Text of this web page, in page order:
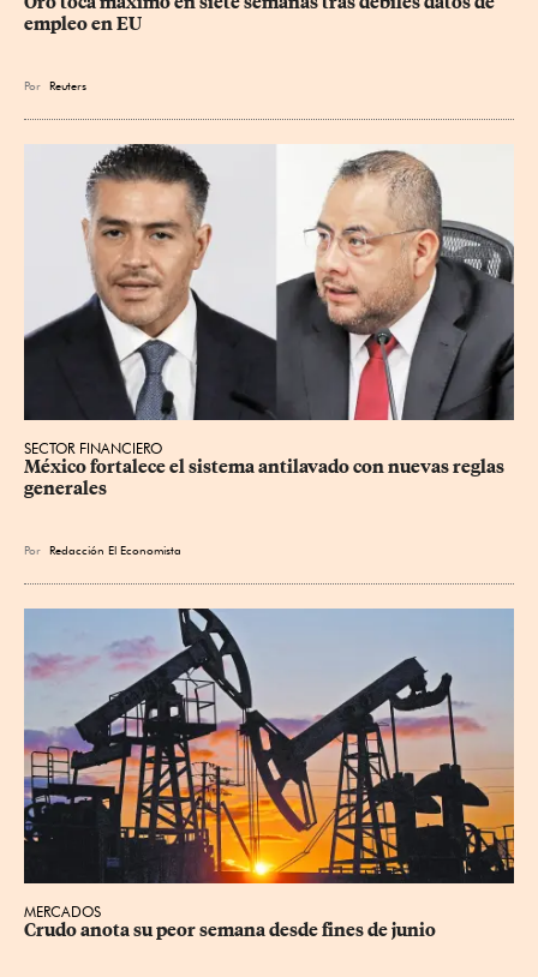
empleo en EU
Por Reuters
SECTOR FINANCIERO
México fortalece el sistema antilavado con nuevas reglas
generales
Por Redacción El Economista
MERCADOS
Crudo anota su peor semana desde fines de junio